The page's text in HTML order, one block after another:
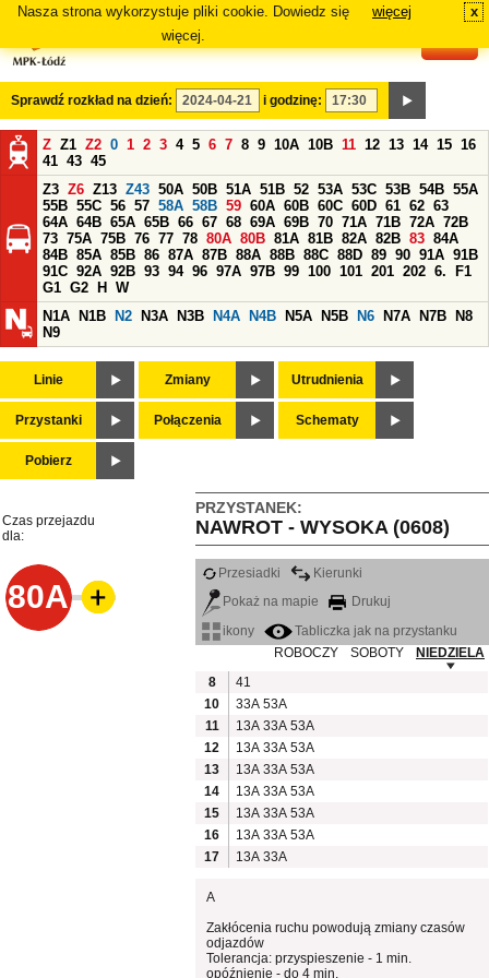
Nasza strona wykorzystuje pliki cookie. Dowiedz się
więcej.
więcej x
Sprawdź rozkład na dzień: i godzinę:
Z Z1 Z2 0 1 2 3 4 5 6 7 8 9 10A 10B 11 12 13 14 15 16
41 43 45
Z3 Z6 Z13 Z43 50A 50B 51A 51B 52 53A 53C 53B 54B 55A
55B 55C 56 57 58A 58B 59 60A 60B 60C 60D 61 62 63
64A 64B 65A 65B 66 67 68 69A 69B 70 71A 71B 72A 72B
73 75A 75B 76 77 78 80A 80B 81A 81B 82A 82B 83 84A
84B 85A 85B 86 87A 87B 88A 88B 88C 88D 89 90 91A 91B
91C 92A 92B 93 94 96 97A 97B 99 100 101 201 202 6.
F1
G1 G2 H
W
N1A
N1B N2 N3A N3B N4A N4B N5A N5B N6 N7A N7B
N8
N9
Linie Zmiany Utrudnienia
Przystanki Połączenia Schematy
Pobierz
PRZYSTANEK:
NAWROT - WYSOKA (0608)
Czas przejazdu
dla:
80A
Przesiadki
Kierunki
Pokaż na mapie
Drukuj
ikony
Tabliczka jak na przystanku
ROBOCZY
SOBOTY
NIEDZIELA
8
41
10
33A 53A
11
13A 33A 53A
12
13A 33A 53A
13
13A 33A 53A
14
13A 33A 53A
15
13A 33A 53A
16
13A 33A 53A
17
13A 33A
A
Zakłócenia ruchu powodują zmiany czasów
odjazdów
Tolerancja: przyspieszenie - 1 min.
opóźnienie - do 4 min.